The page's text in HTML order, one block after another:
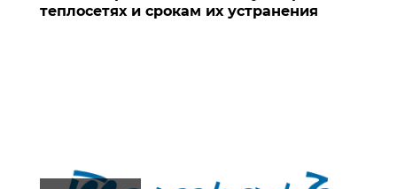
теплосетях и срокам их устранения